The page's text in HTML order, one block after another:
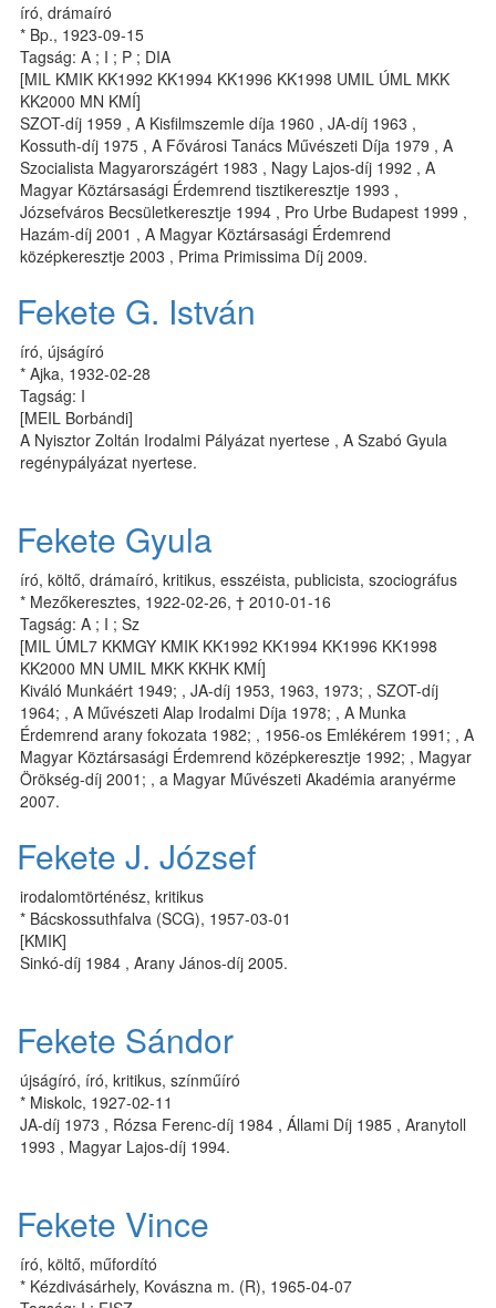
író, drámaíró
* Bp., 1923-09-15
Tagság: A ; I ; P ; DIA
[MIL KMIK KK1992 KK1994 KK1996 KK1998 UMIL ÚML MKK
KK2000 MN KMÍ]
SZOT-díj 1959 , A Kisfilmszemle díja 1960 , JA-díj 1963 ,
Kossuth-díj 1975 , A Fővárosi Tanács Művészeti Díja 1979 , A
Szocialista Magyarországért 1983 , Nagy Lajos-díj 1992 , A
Magyar Köztársasági Érdemrend tisztikeresztje 1993 ,
Józsefváros Becsületkeresztje 1994 , Pro Urbe Budapest 1999 ,
Hazám-díj 2001 , A Magyar Köztársasági Érdemrend
középkeresztje 2003 , Prima Primissima Díj 2009.
Fekete G. István
író, újságíró
* Ajka, 1932-02-28
Tagság: I
[MEIL Borbándi]
A Nyisztor Zoltán Irodalmi Pályázat nyertese , A Szabó Gyula
regénypályázat nyertese.
Fekete Gyula
író, költő, drámaíró, kritikus, esszéista, publicista, szociográfus
* Mezőkeresztes, 1922-02-26, † 2010-01-16
Tagság: A ; I ; Sz
[MIL ÚML7 KKMGY KMIK KK1992 KK1994 KK1996 KK1998
KK2000 MN UMIL MKK KKHK KMÍ]
Kiváló Munkáért 1949; , JA-díj 1953, 1963, 1973; , SZOT-díj
1964; , A Művészeti Alap Irodalmi Díja 1978; , A Munka
Érdemrend arany fokozata 1982; , 1956-os Emlékérem 1991; , A
Magyar Köztársasági Érdemrend középkeresztje 1992; , Magyar
Örökség-díj 2001; , a Magyar Művészeti Akadémia aranyérme
2007.
Fekete J. József
irodalomtörténész, kritikus
* Bácskossuthfalva (SCG), 1957-03-01
[KMIK]
Sinkó-díj 1984 , Arany János-díj 2005.
Fekete Sándor
újságíró, író, kritikus, színműíró
* Miskolc, 1927-02-11
JA-díj 1973 , Rózsa Ferenc-díj 1984 , Állami Díj 1985 , Aranytoll
1993 , Magyar Lajos-díj 1994.
Fekete Vince
író, költő, műfordító
* Kézdivásárhely, Kovászna m. (R), 1965-04-07